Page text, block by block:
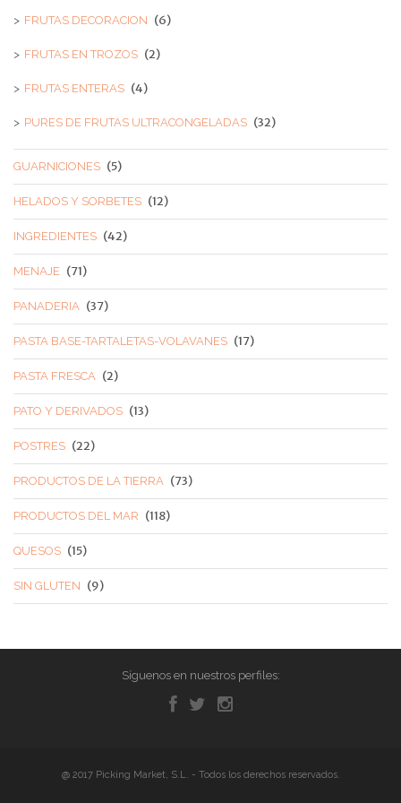
FRUTAS DECORACION (6)
FRUTAS EN TROZOS (2)
FRUTAS ENTERAS (4)
PURES DE FRUTAS ULTRACONGELADAS (32)
GUARNICIONES (5)
HELADOS Y SORBETES (12)
INGREDIENTES (42)
MENAJE (71)
PANADERIA (37)
PASTA BASE-TARTALETAS-VOLAVANES (17)
PASTA FRESCA (2)
PATO Y DERIVADOS (13)
POSTRES (22)
PRODUCTOS DE LA TIERRA (73)
PRODUCTOS DEL MAR (118)
QUESOS (15)
SIN GLUTEN (9)
Síguenos en nuestros perfiles:
@ 2017 Picking Market, S.L. - Todos los derechos reservados.